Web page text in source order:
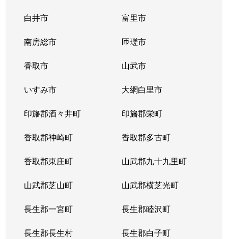
白井市 富里市
南房総市 匝瑳市
香取市 山武市
いすみ市 大網白里市
印旛郡酒々井町 印旛郡栄町
香取郡神崎町 香取郡多古町
香取郡東庄町 山武郡九十九里町
山武郡芝山町 山武郡横芝光町
長生郡一宮町 長生郡睦沢町
長生郡長生村 長生郡白子町